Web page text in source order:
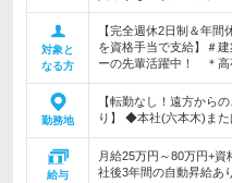
対象と
なる方
【完全週休2日制＆年
を資格手当で支給】＃
ーの先輩活躍中！ ＊高
勤務地
【転勤なし！遠方から
り】 ◆本社(六本木)また
給与
月給25万円～80万円+
社後3年間の自動昇給あ